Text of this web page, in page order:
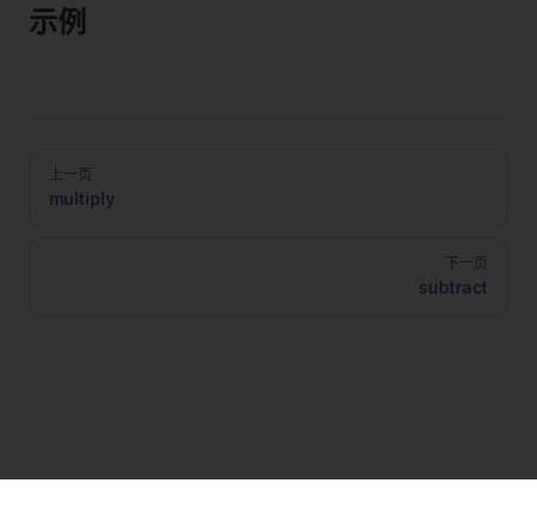
示例
Pager
上一页
multiply
下一页
subtract